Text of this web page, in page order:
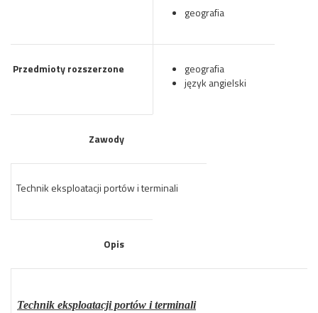
geografia
Przedmioty rozszerzone
geografia
język angielski
Zawody
Technik eksploatacji portów i terminali
Opis
Technik eksploatacji portów i terminali